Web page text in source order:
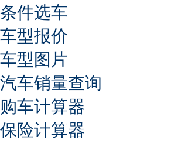
条件选车
车型报价
车型图片
汽车销量查询
购车计算器
保险计算器